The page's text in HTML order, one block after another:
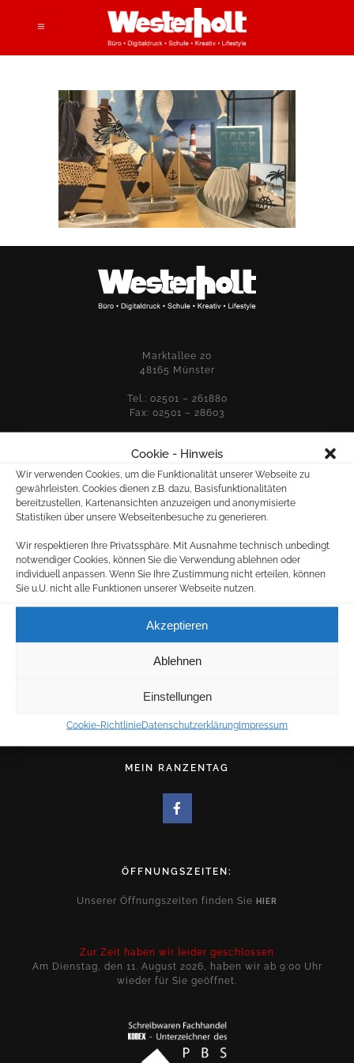
Cookie - Hinweis
Wir verwenden Cookies, um die Funktionalität unserer Webseite zu
gewährleisten. Cookies dienen z.B. dazu, Basisfunktionalitäten
bereitzustellen, Kartenansichten anzuzeigen und anonymisierte
Statistiken über unsere Webseitenbesuche zu generieren.
Wir respektieren Ihre Privatssphäre. Mit Ausnahme technisch unbedingt
notwendiger Cookies, können Sie die Verwendung ablehnen oder
individuell anpassen. Wenn Sie Ihre Zustimmung nicht erteilen, können
Sie u.U. nicht alle Funktionen unserer Webseite nutzen.
Akzeptieren
Ablehnen
Einstellungen
Cookie-RichtlinieDatenschutzerklärungImpressum
Marktallee 20
48165 Münster
Tel.: 02501 – 261880
Fax: 02501 – 28603
E-MAIL:
für allgemeine Anfragen:
info@westerholt.net
druck@westerholt.net
MEIN RANZENTAG
ÖFFNUNGSZEITEN:
Unserer Öffnungszeiten finden Sie HIER
Zur Zeit haben wir leider geschlossen
Am Dienstag, den 11. August 2026, haben wir ab 9:00 Uhr
wieder für Sie geöffnet.